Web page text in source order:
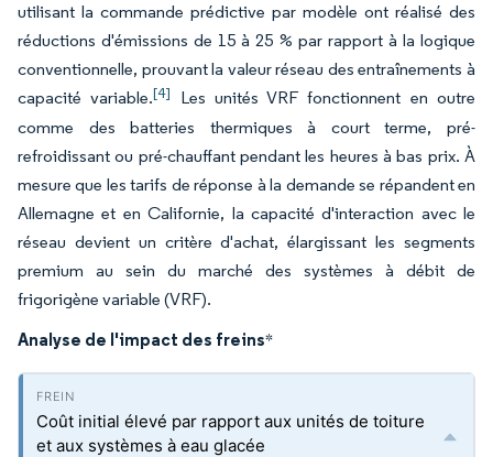
utilisant la commande prédictive par modèle ont réalisé des
réductions d'émissions de 15 à 25 % par rapport à la logique
conventionnelle, prouvant la valeur réseau des entraînements à
capacité variable.[4]
Les unités VRF fonctionnent en outre
comme des batteries thermiques à court terme, pré-
refroidissant ou pré-chauffant pendant les heures à bas prix. À
mesure que les tarifs de réponse à la demande se répandent en
Allemagne et en Californie, la capacité d'interaction avec le
réseau devient un critère d'achat, élargissant les segments
premium au sein du marché des systèmes à débit de
frigorigène variable (VRF).
Analyse de l'impact des freins*
Coût initial élevé par rapport aux unités de toiture
et aux systèmes à eau glacée